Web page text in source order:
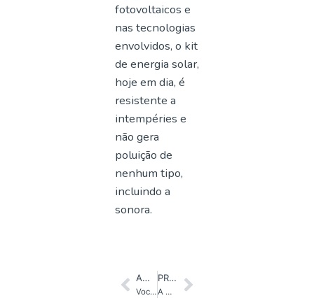
fotovoltaicos e
nas tecnologias
envolvidos, o kit
de energia solar,
hoje em dia, é
resistente a
intempéries e
não gera
poluição de
nenhum tipo,
incluindo a
sonora.
ANTERIOR
Você sabe o que é eficiência energética?
PRÓXIMO
A melhor direção do painel solar fotovoltaico, você sabe qual é?